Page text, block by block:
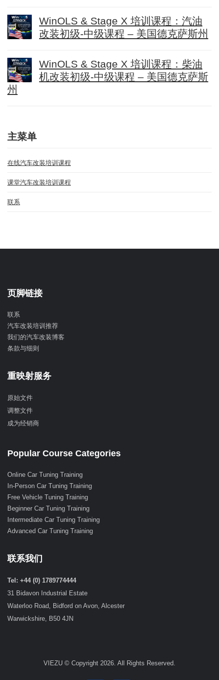
WinOLS & Stage X 培训课程：汽油
改装初级-中级课程 – 美国德克萨斯州
WinOLS & Stage X 培训课程：柴油
机改装初级-中级课程 – 美国德克萨斯
州
主菜单
在线汽车改装培训课程
课堂汽车改装培训课程
联系
页脚链接
联系
汽车改装培训推荐
我们的汽车改装博客
条款与细则
重映射服务
原始文件
调整文件
成为经销商
Popular Course Categories
Online Car Tuning Training
In-Person Car Tuning Training
Free Vehicle Tuning Training
Beginner Car Tuning Training
Intermediate Car Tuning Training
Advanced Car Tuning Training
联系我们
Tel: +44 (0) 1789774444
31 Bidavon Industrial Estate
Waterloo Road, Bidford on Avon, Alcester
Warwickshire, B50 4JN
VIEZU © Copyright 2026. All Rights Reserved.